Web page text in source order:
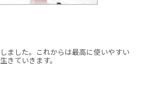
ました。これからは最高に使いやすい
きていきます。